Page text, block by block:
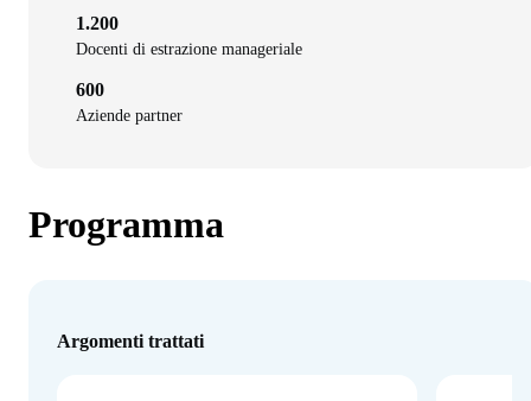
1.200
Docenti di estrazione manageriale
600
Aziende partner
Programma
Argomenti trattati